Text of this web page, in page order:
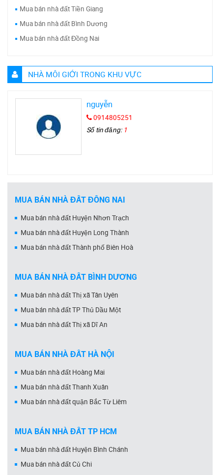
Mua bán nhà đất Tiền Giang
Mua bán nhà đất Bình Dương
Mua bán nhà đất Đồng Nai
NHÀ MÔI GIỚI TRONG KHU VỰC
nguyễn
0914805251
Số tin đăng: 1
MUA BÁN NHÀ ĐẤT ĐỒNG NAI
Mua bán nhà đất Huyện Nhơn Trạch
Mua bán nhà đất Huyện Long Thành
Mua bán nhà đất Thành phố Biên Hoà
MUA BÁN NHÀ ĐẤT BÌNH DƯƠNG
Mua bán nhà đất Thị xã Tân Uyên
Mua bán nhà đất TP Thủ Dầu Một
Mua bán nhà đất Thị xã Dĩ An
MUA BÁN NHÀ ĐẤT HÀ NỘI
Mua bán nhà đất Hoàng Mai
Mua bán nhà đất Thanh Xuân
Mua bán nhà đất quận Bắc Từ Liêm
MUA BÁN NHÀ ĐẤT TP HCM
Mua bán nhà đất Huyện Bình Chánh
Mua bán nhà đất Củ Chi